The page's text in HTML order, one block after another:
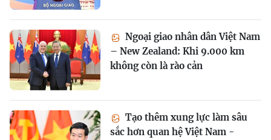
Ngoại giao nhân dân Việt Nam
– New Zealand: Khi 9.000 km
không còn là rào cản
Tạo thêm xung lực làm sâu
sắc hơn quan hệ Việt Nam -